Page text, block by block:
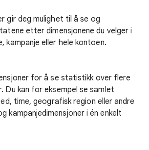
gir deg mulighet til å se og
etter dimensjonene du velger i
kampanje eller hele kontoen.
for å se statistikk over flere
Du kan for eksempel se samlet
time, geografisk region eller andre
kampanjedimensjoner i én enkelt